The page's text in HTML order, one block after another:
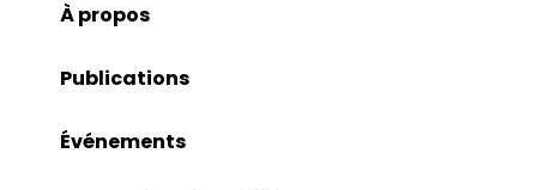
À propos
Publications
Événements